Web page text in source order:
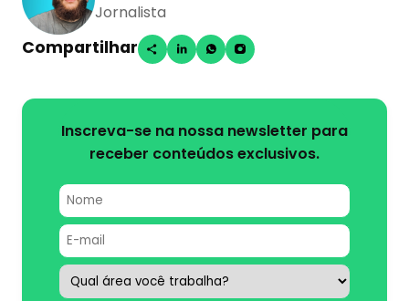
Jornalista
Compartilhar
Inscreva-se na nossa newsletter para
receber conteúdos exclusivos.